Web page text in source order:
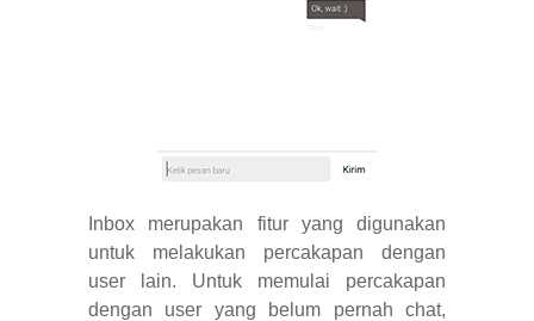
Inbox merupakan fitur yang digunakan
untuk melakukan percakapan dengan
user lain. Untuk memulai percakapan
dengan user yang belum pernah chat,